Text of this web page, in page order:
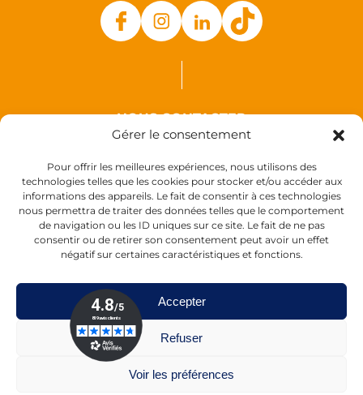
Gérer le consentement
Pour offrir les meilleures expériences, nous utilisons des
technologies telles que les cookies pour stocker et/ou accéder aux
informations des appareils. Le fait de consentir à ces technologies
nous permettra de traiter des données telles que le comportement
de navigation ou les ID uniques sur ce site. Le fait de ne pas
consentir ou de retirer son consentement peut avoir un effet
négatif sur certaines caractéristiques et fonctions.
Accepter
Refuser
Voir les préférences
NOUS CONTACTER
Auxence
18 Rue des Coquelicots
44110 Louisfert
France
+33 (0)2 40 28 11 55